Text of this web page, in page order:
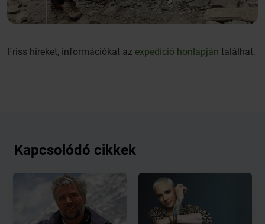
Friss híreket, információkat az expedíció honlapján találhat.
Kapcsolódó cikkek